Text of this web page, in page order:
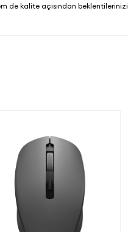
de kalite açısından beklentilerinizi